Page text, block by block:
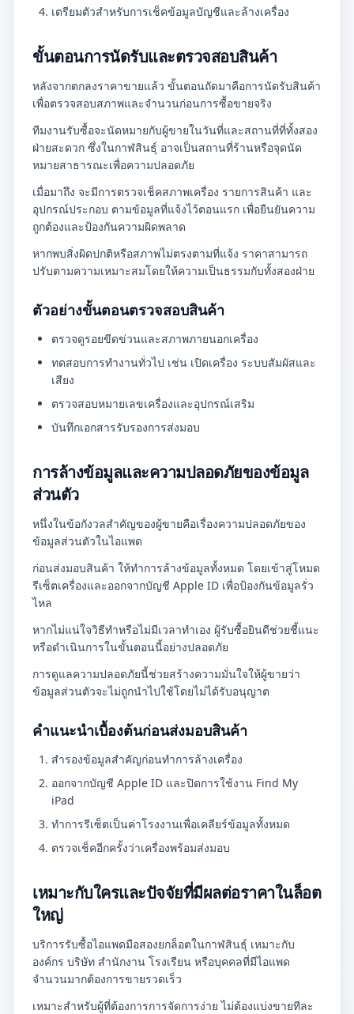
เตรียมตัวสำหรับการเช็คข้อมูลบัญชีและล้างเครื่อง
ขั้นตอนการนัดรับและตรวจสอบสินค้า
หลังจากตกลงราคาขายแล้ว ขั้นตอนถัดมาคือการนัดรับสินค้า
เพื่อตรวจสอบสภาพและจำนวนก่อนการซื้อขายจริง
ทีมงานรับซื้อจะนัดหมายกับผู้ขายในวันที่และสถานที่ที่ทั้งสอง
ฝ่ายสะดวก ซึ่งในกาฬสินธุ์ อาจเป็นสถานที่ร้านหรือจุดนัด
หมายสาธารณะเพื่อความปลอดภัย
เมื่อมาถึง จะมีการตรวจเช็คสภาพเครื่อง รายการสินค้า และ
อุปกรณ์ประกอบ ตามข้อมูลที่แจ้งไว้ตอนแรก เพื่อยืนยันความ
ถูกต้องและป้องกันความผิดพลาด
หากพบสิ่งผิดปกติหรือสภาพไม่ตรงตามที่แจ้ง ราคาสามารถ
ปรับตามความเหมาะสมโดยให้ความเป็นธรรมกับทั้งสองฝ่าย
ตัวอย่างขั้นตอนตรวจสอบสินค้า
ตรวจดูรอยขีดข่วนและสภาพภายนอกเครื่อง
ทดสอบการทำงานทั่วไป เช่น เปิดเครื่อง ระบบสัมผัสและ
เสียง
ตรวจสอบหมายเลขเครื่องและอุปกรณ์เสริม
บันทึกเอกสารรับรองการส่งมอบ
การล้างข้อมูลและความปลอดภัยของข้อมูล
ส่วนตัว
หนึ่งในข้อกังวลสำคัญของผู้ขายคือเรื่องความปลอดภัยของ
ข้อมูลส่วนตัวในไอแพด
ก่อนส่งมอบสินค้า ให้ทำการล้างข้อมูลทั้งหมด โดยเข้าสู่โหมด
รีเซ็ตเครื่องและออกจากบัญชี Apple ID เพื่อป้องกันข้อมูลรั่ว
ไหล
หากไม่แน่ใจวิธีทำหรือไม่มีเวลาทำเอง ผู้รับซื้อยินดีช่วยชี้แนะ
หรือดำเนินการในขั้นตอนนี้อย่างปลอดภัย
การดูแลความปลอดภัยนี้ช่วยสร้างความมั่นใจให้ผู้ขายว่า
ข้อมูลส่วนตัวจะไม่ถูกนำไปใช้โดยไม่ได้รับอนุญาต
คำแนะนำเบื้องต้นก่อนส่งมอบสินค้า
สำรองข้อมูลสำคัญก่อนทำการล้างเครื่อง
ออกจากบัญชี Apple ID และปิดการใช้งาน Find My
iPad
ทำการรีเซ็ตเป็นค่าโรงงานเพื่อเคลียร์ข้อมูลทั้งหมด
ตรวจเช็คอีกครั้งว่าเครื่องพร้อมส่งมอบ
เหมาะกับใครและปัจจัยที่มีผลต่อราคาในล็อต
ใหญ่
บริการรับซื้อไอแพดมือสองยกล็อตในกาฬสินธุ์ เหมาะกับ
องค์กร บริษัท สำนักงาน โรงเรียน หรือบุคคลที่มีไอแพด
จำนวนมากต้องการขายรวดเร็ว
เหมาะสำหรับผู้ที่ต้องการการจัดการง่าย ไม่ต้องแบ่งขายทีละ